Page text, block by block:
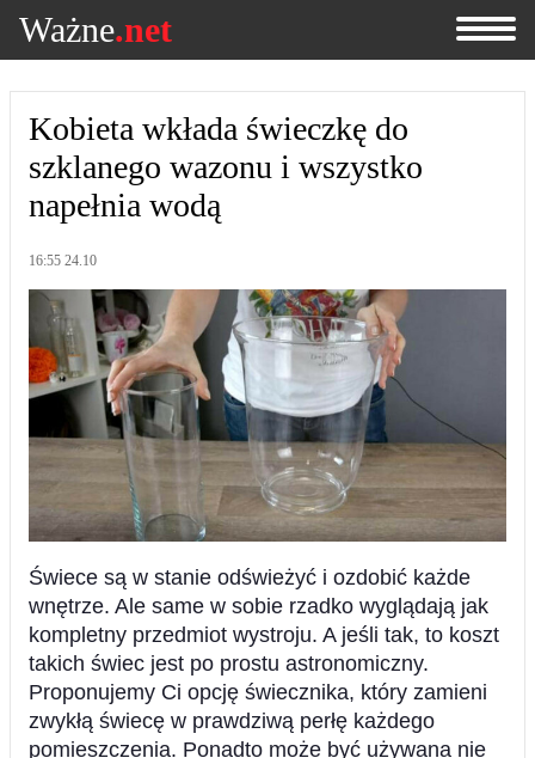
Ważne.net
Kobieta wkłada świeczkę do
szklanego wazonu i wszystko
napełnia wodą
16:55 24.10
Świece są w stanie odświeżyć i ozdobić każde
wnętrze. Ale same w sobie rzadko wyglądają jak
kompletny przedmiot wystroju. A jeśli tak, to koszt
takich świec jest po prostu astronomiczny.
Proponujemy Ci opcję świecznika, który zamieni
zwykłą świecę w prawdziwą perłę każdego
pomieszczenia. Ponadto może być używana nie